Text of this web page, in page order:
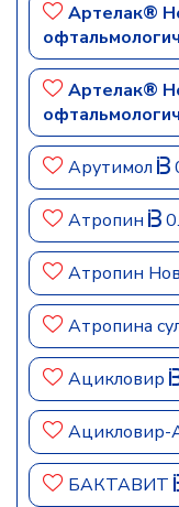
Артелак®
Артелак®
Арутимол
Атропин
Атропин
Атропина
Ацикловир
БАКТАВИТ